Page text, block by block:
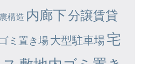
構造 内廊下分譲賃貸
ミ置き場大型駐車場宅